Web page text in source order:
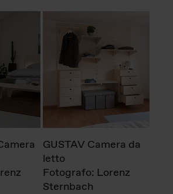
GUSTAV Camera da
letto
Fotografo: Lorenz
Sternbach